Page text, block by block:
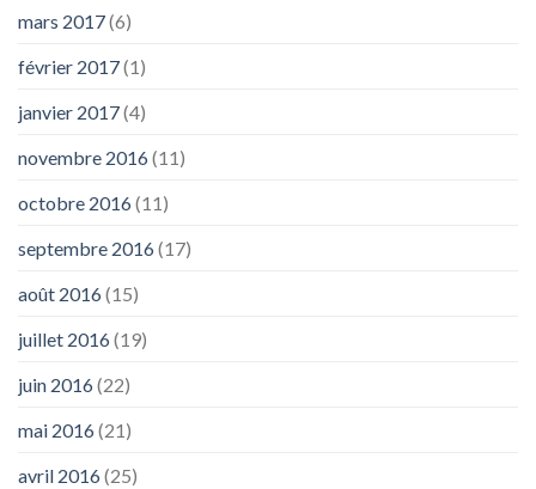
mars 2017(6)
février 2017(1)
janvier 2017(4)
novembre 2016(11)
octobre 2016(11)
septembre 2016(17)
août 2016(15)
juillet 2016(19)
juin 2016(22)
mai 2016(21)
avril 2016(25)